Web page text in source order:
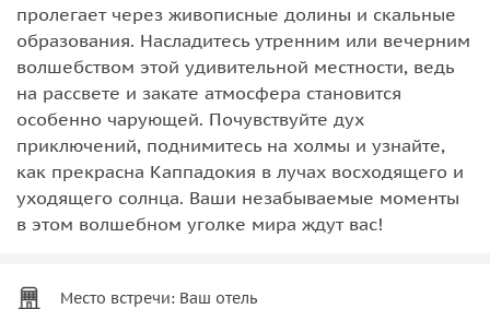
пролегает через живописные долины и скальные
образования. Насладитесь утренним или вечерним
волшебством этой удивительной местности, ведь
на рассвете и закате атмосфера становится
особенно чарующей. Почувствуйте дух
приключений, поднимитесь на холмы и узнайте,
как прекрасна Каппадокия в лучах восходящего и
уходящего солнца. Ваши незабываемые моменты
в этом волшебном уголке мира ждут вас!
Место встречи: Ваш отель